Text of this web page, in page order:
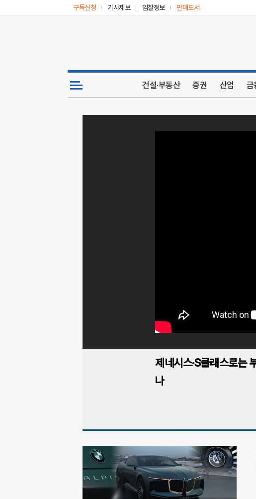
구독신청 기사제보 입찰정보 판매도서
건설·부동산 증권 산업 금
제네시스·S클래스로는
나